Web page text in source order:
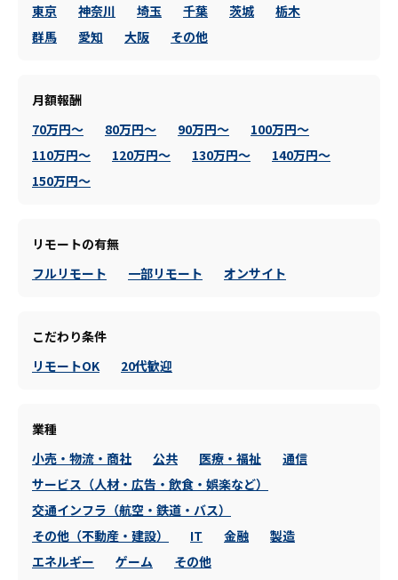
東京
神奈川 埼玉 千葉 茨城
栃木
群馬
愛知 大阪 その他
月額報酬
70万円～
80万円～ 90万円～
100万円～
110万円～
120万円～ 130万円～
140万円～
150万円～
リモートの有無
フルリモート
一部リモート オンサイト
こだわり条件
リモートOK
20代歓迎
業種
小売・物流・商社
公共 医療・福祉
通信
サービス（人材・広告・飲食・娯楽など）
交通インフラ（航空・鉄道・バス）
その他（不動産・建設）
IT 金融
製造
エネルギー
ゲーム その他